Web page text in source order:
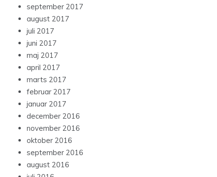
september 2017
august 2017
juli 2017
juni 2017
maj 2017
april 2017
marts 2017
februar 2017
januar 2017
december 2016
november 2016
oktober 2016
september 2016
august 2016